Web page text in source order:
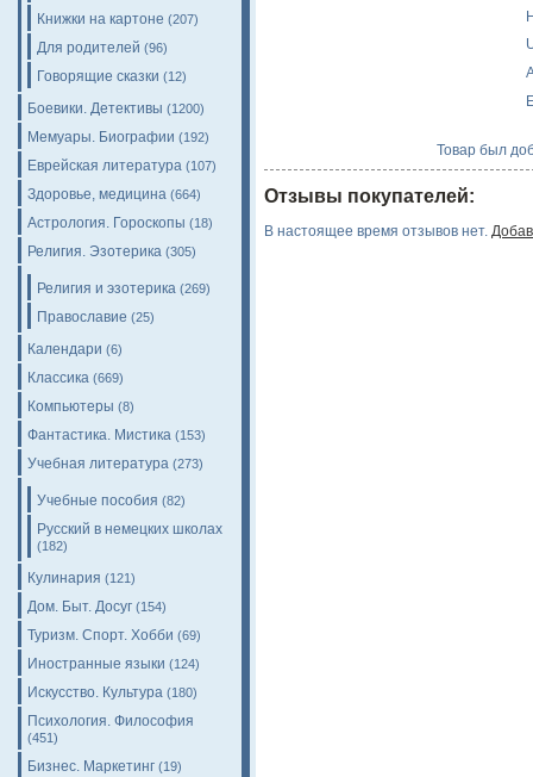
Книжки на картоне (207)
Для родителей (96)
Говорящие сказки (12)
Боевики. Детективы (1200)
Мемуары. Биографии (192)
Еврейская литература (107)
Здоровье, медицина (664)
Астрология. Гороскопы (18)
Религия. Эзотерика (305)
Религия и эзотерика (269)
Православие (25)
Календари (6)
Классика (669)
Компьютеры (8)
Фантастика. Мистика (153)
Учебная литература (273)
Учебные пособия (82)
Русский в немецких школах
(182)
Кулинария (121)
Дом. Быт. Досуг (154)
Туризм. Спорт. Хобби (69)
Иностранные языки (124)
Искусство. Культура (180)
Психология. Философия
(451)
Бизнес. Маркетинг (19)
Товар был
Отзывы покупателей:
В настоящее время отзывов нет.